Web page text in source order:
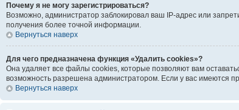
Почему я не могу зарегистрироваться?
Возможно, администратор заблокировал ваш IP-адрес или
получения более точной информации.
Вернуться наверх
Для чего предназначена функция «Удалить cookies»?
Она удаляет все файлы cookies, которые позволяют вам
возможность разрешена администратором. Если у вас имеются
Вернуться наверх